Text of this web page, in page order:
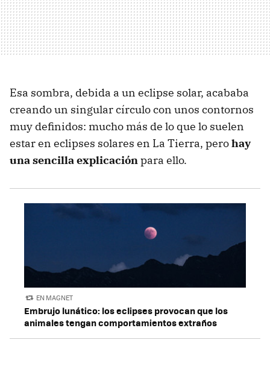
Esa sombra, debida a un eclipse solar, acababa
creando un singular círculo con unos contornos
muy definidos: mucho más de lo que lo suelen
estar en eclipses solares en La Tierra, perohay
una sencilla explicaciónpara ello.
EN MAGNET
Embrujo lunático: los eclipses provocan que los
animales tengan comportamientos extraños